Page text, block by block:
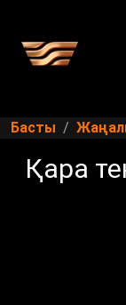
Басты
Қара